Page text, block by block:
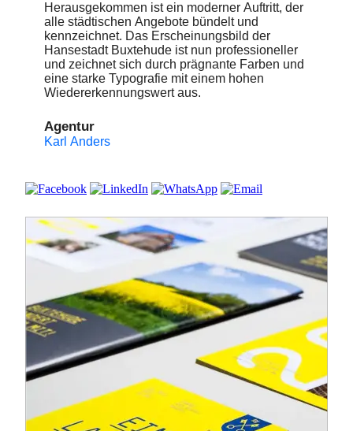
Herausgekommen ist ein moderner Auftritt, der
alle städtischen Angebote bündelt und
kennzeichnet. Das Erscheinungsbild der
Hansestadt Buxtehude ist nun professioneller
und zeichnet sich durch prägnante Farben und
eine starke Typografie mit einem hohen
Wiedererkennungswert aus.
Agentur
Karl Anders